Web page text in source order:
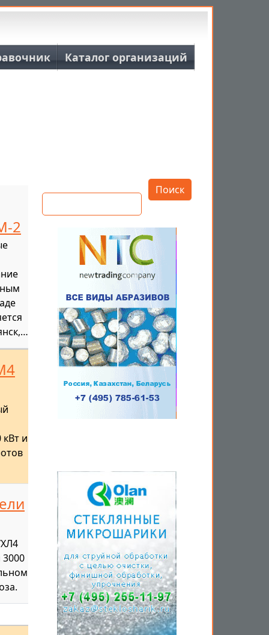
Каталог организаций
2
и